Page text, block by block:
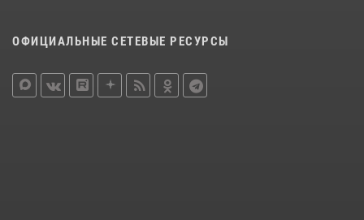
ОФИЦИАЛЬНЫЕ СЕТЕВЫЕ РЕСУРСЫ